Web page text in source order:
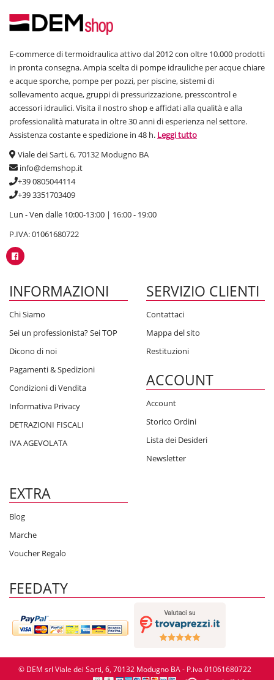
E-commerce di termoidraulica attivo dal 2012 con oltre 10.000 prodotti
in pronta consegna. Ampia scelta di pompe idrauliche per acque chiare
e acque sporche, pompe per pozzi, per piscine, sistemi di
sollevamento acque, gruppi di pressurizzazione, presscontrol e
accessori idraulici. Visita il nostro shop e affidati alla qualità e alla
professionalità maturata in oltre 30 anni di esperienza nel settore.
Assistenza costante e spedizione in 48 h. Leggi tutto
Viale dei Sarti, 6, 70132 Modugno BA
info@demshop.it
+39 0805044114
+39 3351703409
Lun - Ven dalle 10:00-13:00 | 16:00 - 19:00
P.IVA: 01061680722
INFORMAZIONI
Chi Siamo
Sei un professionista? Sei TOP
Dicono di noi
Pagamenti & Spedizioni
Condizioni di Vendita
Informativa Privacy
DETRAZIONI FISCALI
IVA AGEVOLATA
SERVIZIO CLIENTI
Contattaci
Mappa del sito
Restituzioni
ACCOUNT
Account
Storico Ordini
Lista dei Desideri
Newsletter
EXTRA
Blog
Marche
Voucher Regalo
FEEDATY
© DEM srl Viale dei Sarti, 6, 70132 Modugno BA - P.iva 01061680722